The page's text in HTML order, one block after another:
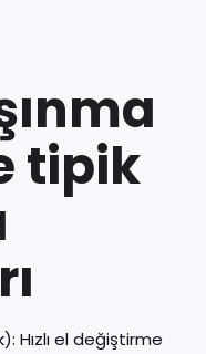
tipik
Hızlı el değiştirme